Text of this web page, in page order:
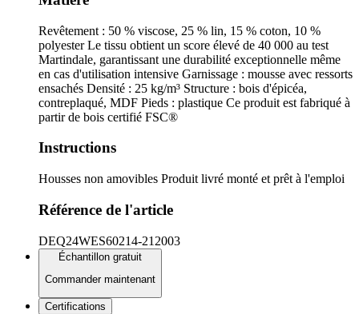
Revêtement : 50 % viscose, 25 % lin, 15 % coton, 10 %
polyester Le tissu obtient un score élevé de 40 000 au test
Martindale, garantissant une durabilité exceptionnelle même
en cas d'utilisation intensive Garnissage : mousse avec ressorts
ensachés Densité : 25 kg/m³ Structure : bois d'épicéa,
contreplaqué, MDF Pieds : plastique Ce produit est fabriqué à
partir de bois certifié FSC®
Instructions
Housses non amovibles Produit livré monté et prêt à l'emploi
Référence de l'article
DEQ24WES60214-212003
Échantillon gratuit
Commander maintenant
Certifications